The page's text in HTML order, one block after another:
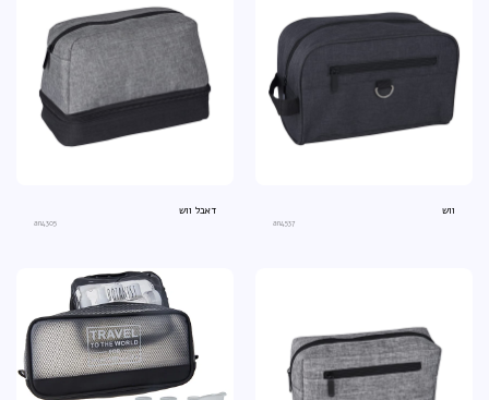
ווש
an4537
דאבל ווש
an4305